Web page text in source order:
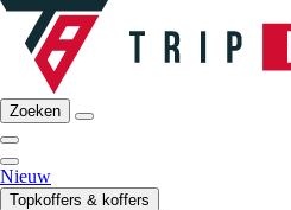
Zoeken
Nieuw
Topkoffers & koffers